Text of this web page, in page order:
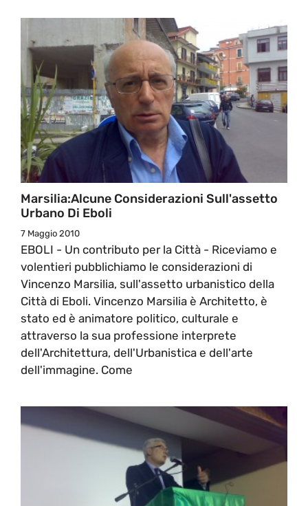
Marsilia:Alcune Considerazioni Sull'assetto
Urbano Di Eboli
7 Maggio 2010
EBOLI - Un contributo per la Città - Riceviamo e
volentieri pubblichiamo le considerazioni di
Vincenzo Marsilia, sull'assetto urbanistico della
Città di Eboli. Vincenzo Marsilia è Architetto, è
stato ed è animatore politico, culturale e
attraverso la sua professione interprete
dell'Architettura, dell'Urbanistica e dell'arte
dell'immagine. Come